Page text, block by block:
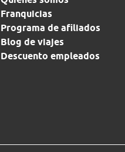
Franquicias
Programa de afiliados
Blog de viajes
Descuento empleados